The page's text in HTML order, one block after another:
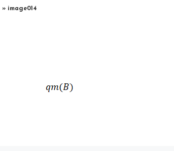
» image014